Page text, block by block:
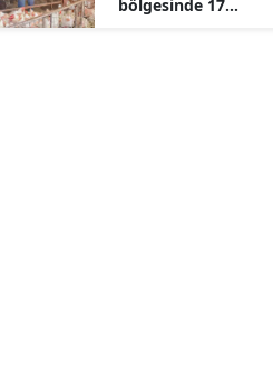
bölgesinde 17